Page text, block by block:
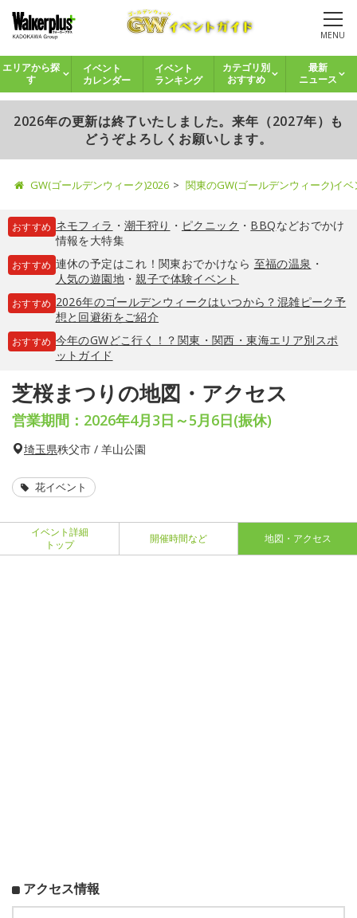
MENU
エリアから探
す
イベント
カレンダー
イベント
ランキング
カテゴリ別
おすすめ
最新
ニュース
2026年の更新は終了いたしました。来年（2027年）も
どうぞよろしくお願いします。
GW(ゴールデンウィーク)2026 関東のGW(ゴールデンウィーク)イ
おすすめ ネモフィラ ・ 潮干狩り ・ ピクニック ・ BBQなどおでかけ
情報を大特集
おすすめ 連休の予定はこれ！関東おでかけなら 至福の温泉 ・
人気の遊園地・親子で体験イベント
おすすめ 2026年のゴールデンウィークはいつから？混雑ピーク予
想と回避術をご紹介
おすすめ 今年のGWどこ行く！？関東・関西・東海エリア別スポ
ットガイド
芝桜まつりの地図・アクセス
営業期間：2026年4月3日～5月6日(振休)
埼玉県秩父市 / 羊山公園
花イベント
イベント詳細
トップ
開催時間など 地図・アクセス
アクセス情報